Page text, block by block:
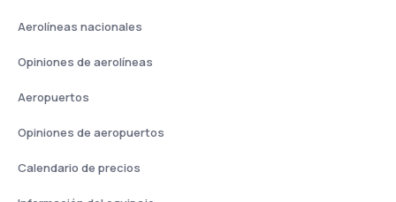
Aerolíneas nacionales
Opiniones de aerolíneas
Aeropuertos
Opiniones de aeropuertos
Calendario de precios